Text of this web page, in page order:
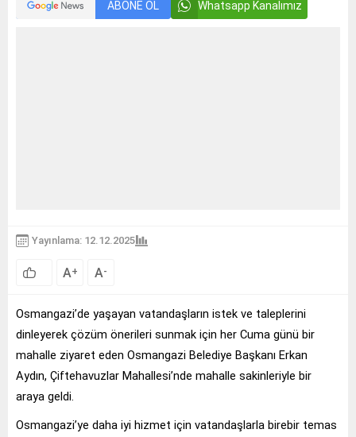
ABONE OL Whatsapp Kanalımız
Yayınlama: 12.12.2025
A+ A-
Osmangazi’de yaşayan vatandaşların istek ve taleplerini
dinleyerek çözüm önerileri sunmak için her Cuma günü bir
mahalle ziyaret eden Osmangazi Belediye Başkanı Erkan
Aydın, Çiftehavuzlar Mahallesi’nde mahalle sakinleriyle bir
araya geldi.
Osmangazi’ye daha iyi hizmet için vatandaşlarla birebir temas